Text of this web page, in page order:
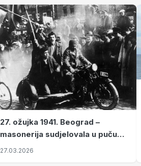
27. ožujka 1941. Beograd –
masonerija sudjelovala u puču
koji je Jugoslaviju odveo u krvavi
27.03.2026